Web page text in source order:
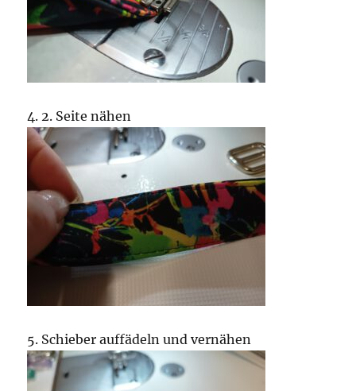
4. 2. Seite nähen
5. Schieber auffädeln und vernähen